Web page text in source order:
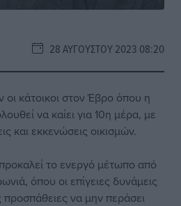
28 ΑΥΓΟΎΣΤΟΥ 2023 08:20
οι κάτοικοι στον Έβρο όπου η
να καίει για 10η μέρα, με
και εκκενώσεις οικισμών.
το ενεργό μέτωπο από
όπου οι επίγειες δυνάμεις
προσπάθειες να μην περάσει